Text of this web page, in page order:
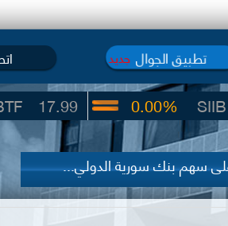
تطبيق الجوال جديد
39.91
SIIB
0.00%
سهم بنك سورية الدولي...